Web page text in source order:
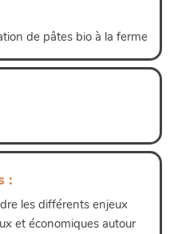
de pâtes bio à la ferme
Lire plus
:
les différents enjeux
et économiques autour